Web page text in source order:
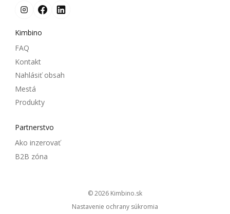
Kimbino
FAQ
Kontakt
Nahlásiť obsah
Mestá
Produkty
Partnerstvo
Ako inzerovať
B2B zóna
© 2026
kimbino.sk
Nastavenie ochrany súkromia